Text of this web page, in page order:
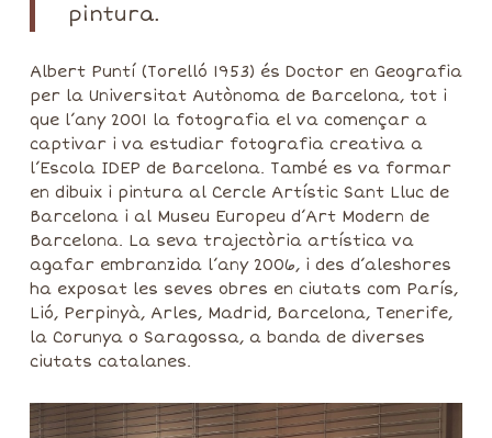
pintura.
Albert Puntí (Torelló 1953) és Doctor en Geografia
per la Universitat Autònoma de Barcelona, tot i
que l’any 2001 la fotografia el va començar a
captivar i va estudiar fotografia creativa a
l’Escola IDEP de Barcelona. També es va formar
en dibuix i pintura al Cercle Artístic Sant Lluc de
Barcelona i al Museu Europeu d’Art Modern de
Barcelona. La seva trajectòria artística va
agafar embranzida l’any 2006, i des d’aleshores
ha exposat les seves obres en ciutats com París,
Lió, Perpinyà, Arles, Madrid, Barcelona, Tenerife,
la Corunya o Saragossa, a banda de diverses
ciutats catalanes.